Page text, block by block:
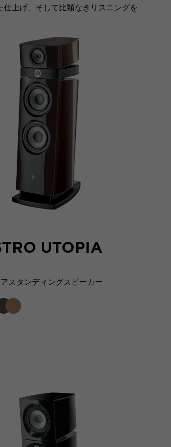
上げ、そして比類なきリスニングを
UTOPIA
スタンディングスピーカー